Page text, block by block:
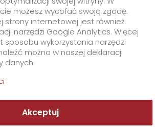
biologicznych
dla badań klinicznych
koni
& Industry
transportowe
zadawane
możesz wycofać swoją zgodę.
strony internetowej jest również
narzędzi Google Analytics. Więcej
wykorzystania narzędzi
można w naszej deklaracji
danych.
Akceptuj